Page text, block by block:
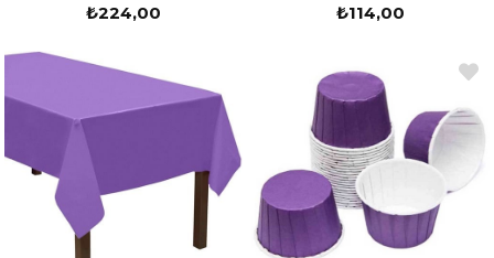
₺224,00 ₺114,00